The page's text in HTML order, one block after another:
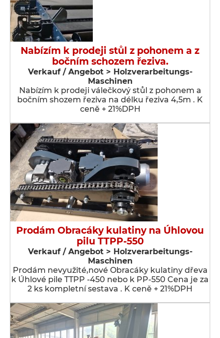
Nabízím k prodeji stůl z pohonem a z
bočním schozem řeziva.
Verkauf / Angebot > Holzverarbeitungs-
Maschinen
Nabízím k prodeji válečkový stůl z pohonem a
bočním shozem řeziva na délku řeziva 4,5m . K
ceně + 21%DPH
Prodám Obracáky kulatiny na Úhlovou
pilu TTPP-550
Verkauf / Angebot > Holzverarbeitungs-
Maschinen
Prodám nevyužité,nové Obracáky kulatiny dřeva
k Úhlové pile TTPP -450 nebo k PP-550 Cena je za
2 ks kompletní sestava . K ceně + 21%DPH